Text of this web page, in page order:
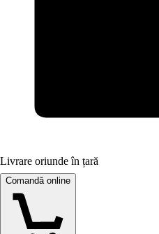
Livrare oriunde în țară
Comandă online